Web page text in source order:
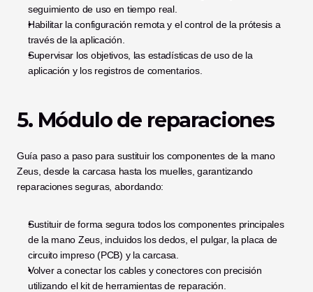
seguimiento de uso en tiempo real.
Habilitar la configuración remota y el control de la prótesis a
través de la aplicación.
Supervisar los objetivos, las estadísticas de uso de la
aplicación y los registros de comentarios.
5. Módulo de reparaciones
Guía paso a paso para sustituir los componentes de la mano
Zeus, desde la carcasa hasta los muelles, garantizando
reparaciones seguras, abordando:
Sustituir de forma segura todos los componentes principales
de la mano Zeus, incluidos los dedos, el pulgar, la placa de
circuito impreso (PCB) y la carcasa.
Volver a conectar los cables y conectores con precisión
utilizando el kit de herramientas de reparación.